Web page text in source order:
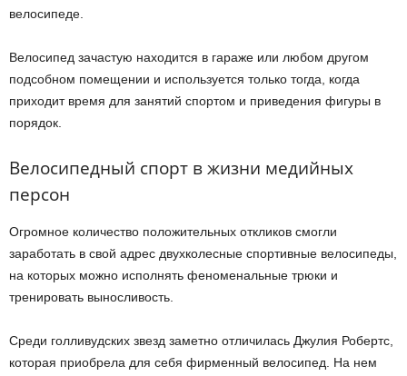
велосипеде.
Велосипед зачастую находится в гараже или любом другом
подсобном помещении и используется только тогда, когда
приходит время для занятий спортом и приведения фигуры в
порядок.
Велосипедный спорт в жизни медийных
персон
Огромное количество положительных откликов смогли
заработать в свой адрес двухколесные спортивные велосипеды,
на которых можно исполнять феноменальные трюки и
тренировать выносливость.
Среди голливудских звезд заметно отличилась Джулия Робертс,
которая приобрела для себя фирменный велосипед. На нем